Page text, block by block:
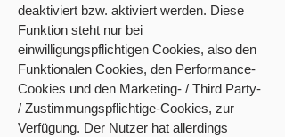
deaktiviert bzw. aktiviert werden. Diese
Funktion steht nur bei
einwilligungspflichtigen Cookies, also den
Funktionalen Cookies, den Performance-
Cookies und den Marketing- / Third Party-
/ Zustimmungspflichtige-Cookies, zur
Verfügung. Der Nutzer hat allerdings